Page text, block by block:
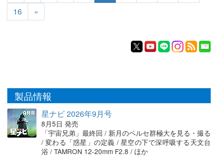
16
»
製品情報
星ナビ 2026年9月号
8月5日 発売
「宇宙兄弟」最終回 / 新月のペルセ群極大を見る・撮る
/ 変わる「惑星」の定義 / 星空の下で深呼吸する天文台
浴 / TAMRON 12-20mm F2.8 / ほか